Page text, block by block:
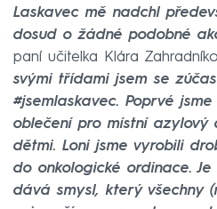
Laskavec mě nadchl
dosud o žádné podobné
paní učitelka Klára
svými třídami jsem se
#jsemlaskavec. Poprvé
oblečení pro místní azylový
dětmi. Loni jsme vyrobili
do onkologické ordinace.
dává smysl, který všechny